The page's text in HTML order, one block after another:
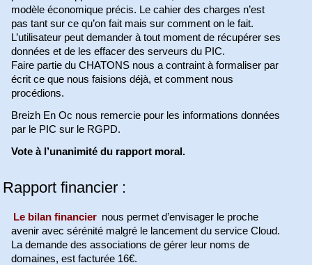
modèle économique précis. Le cahier des charges n’est
pas tant sur ce qu’on fait mais sur comment on le fait.
L’utilisateur peut demander à tout moment de récupérer ses
données et de les effacer des serveurs du PIC.
Faire partie du CHATONS nous a contraint à formaliser par
écrit ce que nous faisions déjà, et comment nous
procédions.
Breizh En Oc nous remercie pour les informations données
par le PIC sur le RGPD.
Vote à l’unanimité du rapport moral.
Rapport financier :
Le bilan financier nous permet d’envisager le proche
avenir avec sérénité malgré le lancement du service Cloud.
La demande des associations de gérer leur noms de
domaines, est facturée 16€.